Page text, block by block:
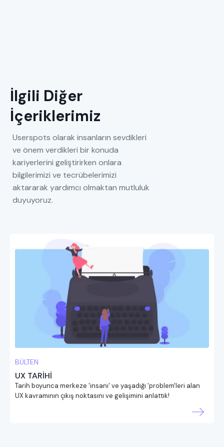
İlgili Diğer
İçeriklerimiz
Userspots olarak insanların sevdikleri
ve önem verdikleri bir konuda
kariyerlerini geliştirirken onlara
bilgilerimizi ve tecrübelerimizi
aktararak yardımcı olmaktan mutluluk
duyuyoruz.
BÜLTEN
UX TARİHİ
Tarih boyunca merkeze 'insanı' ve yaşadığı 'problem'leri alan
UX kavramının çıkış noktasını ve gelişimini anlattık!